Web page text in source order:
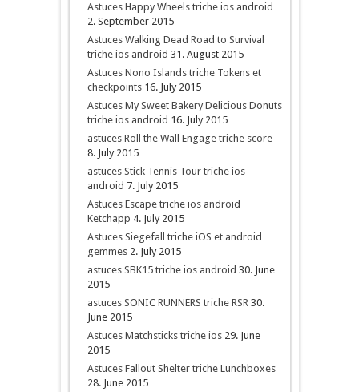
Astuces Happy Wheels triche ios android
2. September 2015
Astuces Walking Dead Road to Survival
triche ios android 31. August 2015
Astuces Nono Islands triche Tokens et
checkpoints 16. July 2015
Astuces My Sweet Bakery Delicious Donuts
triche ios android 16. July 2015
astuces Roll the Wall Engage triche score
8. July 2015
astuces Stick Tennis Tour triche ios
android 7. July 2015
Astuces Escape triche ios android
Ketchapp 4. July 2015
Astuces Siegefall triche iOS et android
gemmes 2. July 2015
astuces SBK15 triche ios android 30. June
2015
astuces SONIC RUNNERS triche RSR 30.
June 2015
Astuces Matchsticks triche ios 29. June
2015
Astuces Fallout Shelter triche Lunchboxes
28. June 2015